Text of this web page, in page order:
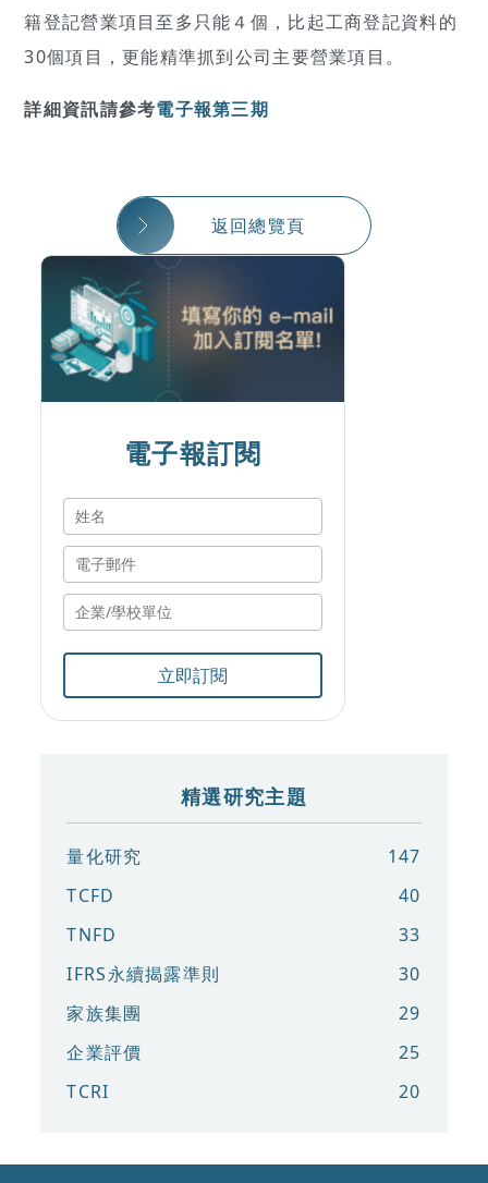
籍登記營業項目至多只能４個，比起工商登記資料的
30個項目，更能精準抓到公司主要營業項目。
詳細資訊請參考電子報第三期
返回總覽頁
電子報訂閱
立即訂閱
精選研究主題
量化研究
147
TCFD
40
TNFD
33
IFRS永續揭露準則
30
家族集團
29
企業評價
25
TCRI
20